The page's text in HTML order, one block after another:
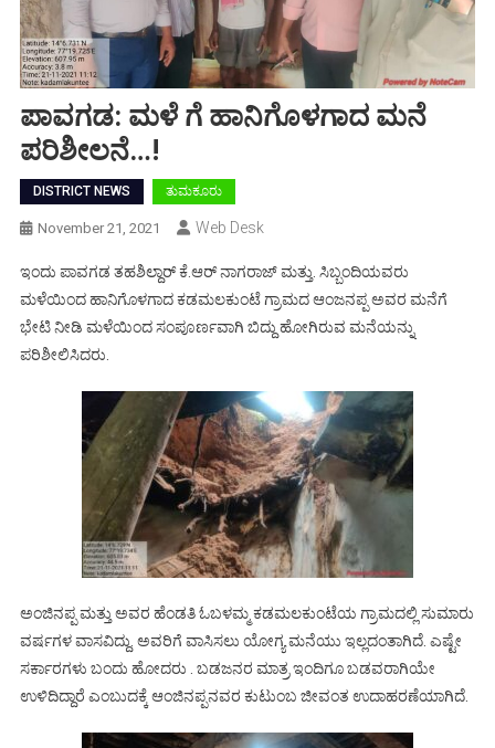
ಪಾವಗಡ: ಮಳೆ ಗೆ ಹಾನಿಗೊಳಗಾದ ಮನೆ
ಪರಿಶೀಲನೆ…!
DISTRICT NEWS ತುಮಕೂರು
November 21, 2021 Web Desk
ಇಂದು ಪಾವಗಡ ತಹಶಿಲ್ದಾರ್ ಕೆ.ಆರ್ ನಾಗರಾಜ್ ಮತ್ತು. ಸಿಬ್ಬಂದಿಯವರು
ಮಳೆಯಿಂದ ಹಾನಿಗೊಳಗಾದ ಕಡಮಲಕುಂಟೆ ಗ್ರಾಮದ ಆಂಜನಪ್ಪ ಅವರ ಮನೆಗೆ
ಭೇಟಿ ನೀಡಿ ಮಳೆಯಿಂದ ಸಂಪೂರ್ಣವಾಗಿ ಬಿದ್ದು ಹೋಗಿರುವ ಮನೆಯನ್ನು
ಪರಿಶೀಲಿಸಿದರು.
ಅಂಜಿನಪ್ಪ ಮತ್ತು ಅವರ ಹೆಂಡತಿ ಓಬಳಮ್ಮ ಕಡಮಲಕುಂಟೆಯ ಗ್ರಾಮದಲ್ಲಿ ಸುಮಾರು
ವರ್ಷಗಳ ವಾಸವಿದ್ದು. ಅವರಿಗೆ ವಾಸಿಸಲು ಯೋಗ್ಯ ಮನೆಯು ಇಲ್ಲದಂತಾಗಿದೆ. ಎಷ್ಟೇ
ಸರ್ಕಾರಗಳು ಬಂದು ಹೋದರು . ಬಡಜನರ ಮಾತ್ರ ಇಂದಿಗೂ ಬಡವರಾಗಿಯೇ
ಉಳಿದಿದ್ದಾರೆ ಎಂಬುದಕ್ಕೆ ಆಂಜಿನಪ್ಪನವರ ಕುಟುಂಬ ಜೀವಂತ ಉದಾಹರಣೆಯಾಗಿದೆ.